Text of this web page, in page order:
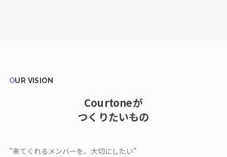
OUR VISION
Courtoneが
つくりたいもの
"来てくれるメンバーを、大切にしたい"